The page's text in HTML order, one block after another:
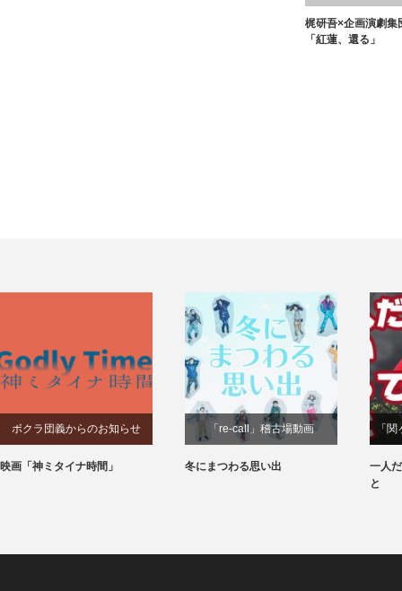
梶研吾×企画演劇集
「紅蓮、還る」
ボクラ団義からのお知らせ
映画「神ミタイナ時間」
「re-call」稽古場動画
冬にまつわる思い出
「
一人
と